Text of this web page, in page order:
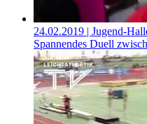
24.02.2019 | Jugend-
Spannendes Duell